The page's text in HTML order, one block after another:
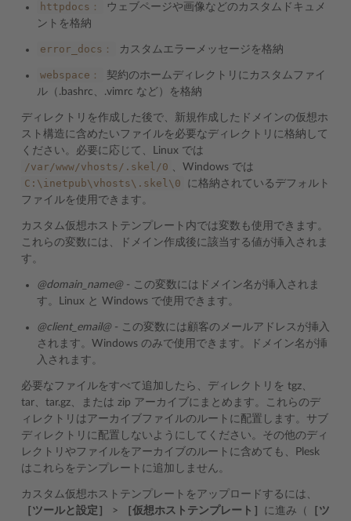
httpdocs：
ウェブページや画像などのカスタムドキュメ
ントを格納
error_docs： カスタムエラーメッセージを格納
webspace：
契約のホームディレクトリにカスタムファイ
ル（.bashrc、.vimrc など）を格納
ディレクトリを作成した後で、新規作成したドメインの仮想ホ
スト構造に含めたいファイルを必要なディレクトリに格納して
ください。必要に応じて、Linux では
/var/www/vhosts/.skel/0 、Windows では
C:\inetpub\vhosts\.skel\0
に格納されているデフォルト
ファイルを使用できます。
カスタム仮想ホストテンプレート内では変数も使用できます。
これらの変数には、ドメイン作成後に該当する値が挿入されま
す。
@domain_name@- この変数にはドメイン名が挿入されま
す。Linux と Windows で使用できます。
@client_email@- この変数には顧客のメールアドレスが挿入
されます。Windows のみで使用できます。ドメイン名が挿
入されます。
必要なファイルをすべて追加したら、ディレクトリを tgz、
tar、tar.gz、または zip アーカイブにまとめます。これらのデ
ィレクトリはアーカイブファイルのルートに配置します。サブ
ディレクトリに配置しないようにしてください。その他のディ
レクトリやファイルをアーカイブのルートに含めても、Plesk
はこれらをテンプレートに追加しません。
カスタム仮想ホストテンプレートをアップロードするには、
［ツールと設定］
> ［仮想ホストテンプレート］ に進み（
［ツ